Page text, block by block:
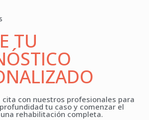
TU
cita con nuestros profesionales para
tu caso y comenzar el
rehabilitación completa.